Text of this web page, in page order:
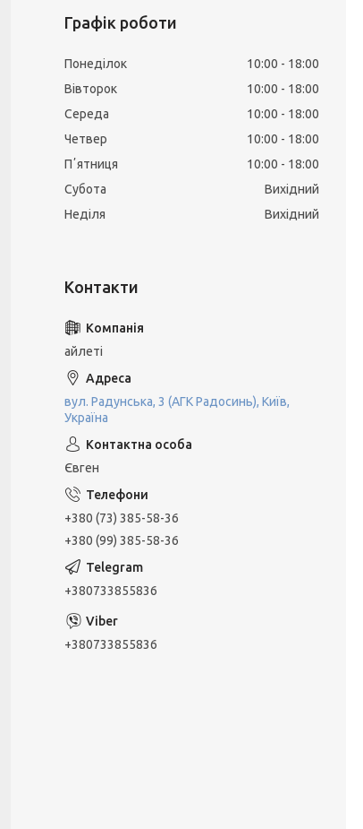
Графік роботи
Понеділок 10:00
18:00
Вівторок
10:00
18:00
Середа
10:00
18:00
Четвер
10:00
18:00
Пʼятниця
10:00
18:00
Субота
Вихідний
Неділя
Вихідний
айлеті
вул. Радунська, 3 (АГК Радосинь), Київ,
Україна
Євген
+380 (73) 385-58-36
+380 (99) 385-58-36
+380733855836
+380733855836